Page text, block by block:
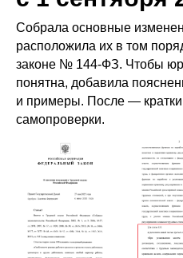
Собрала основные
расположила их в том
законе № 144-ФЗ. Чтобы
понятна, добавила
и примеры. После —
самопроверки.